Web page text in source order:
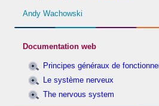
Andy Wachowski
Documentation web
Principes généraux de
Le système nerveux
The nervous system